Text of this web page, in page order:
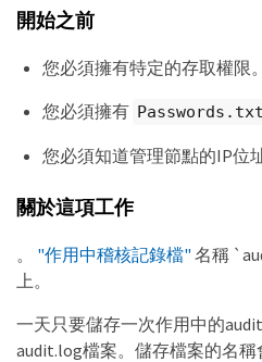
開始之前
您必須擁有特定的存取權限。
您必須擁有 Passwords.txt
您必須知道管理節點的IP位址
關於這項工作
。 "作用中稽核記錄檔" 名稱
上。
一天只要儲存一次作用中的
audit.log檔案。儲存檔案的名